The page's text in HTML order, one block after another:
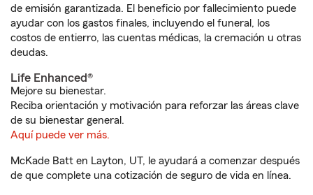
de emisión garantizada. El beneficio por fallecimiento puede
ayudar con los gastos finales, incluyendo el funeral, los
costos de entierro, las cuentas médicas, la cremación u otras
deudas.
Life Enhanced®
Mejore su bienestar.
Reciba orientación y motivación para reforzar las áreas clave
de su bienestar general.
Aquí puede ver más.
McKade Batt en Layton, UT, le ayudará a comenzar después
de que complete una cotización de seguro de vida en línea.